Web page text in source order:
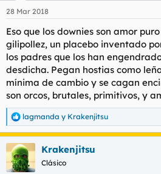
28 Mar 2018
Eso que los downies son amor
gilipollez, un placebo inventado
los padres que los han
desdicha. Pegan hostias como
mínima de cambio y se cagan
son orcos, brutales, primitivos, y
R
e
a
c
c
i
lagmanda y Krakenjitsu
Krakenjitsu
Clásico